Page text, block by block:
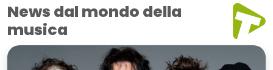
News dal mondo della
musica